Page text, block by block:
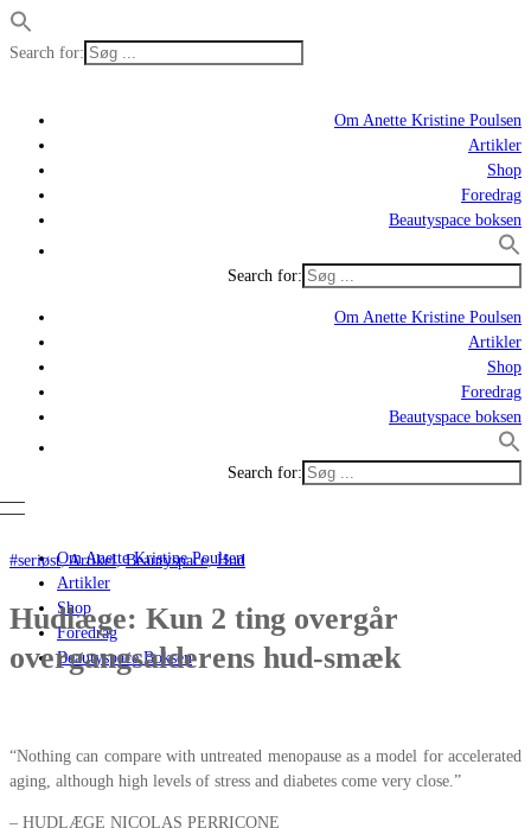
Search for:
Om Anette Kristine Poulsen
Artikler
Shop
Foredrag
Beautyspace boksen
Search for:
Om Anette Kristine Poulsen
Artikler
Shop
Foredrag
Beautyspace boksen
Search for:
Om Anette Kristine Poulsen
Artikler
Shop
Foredrag
Beautyspace Boksen
#seriøst,Artikel,Beautyspace,Hud
Hudlæge: Kun 2 ting overgår
overgangsalderens hud-smæk
“Nothing can compare with untreated menopause as a model for accelerated
aging, although high levels of stress and diabetes come very close.”
– HUDLÆGE NICOLAS PERRICONE